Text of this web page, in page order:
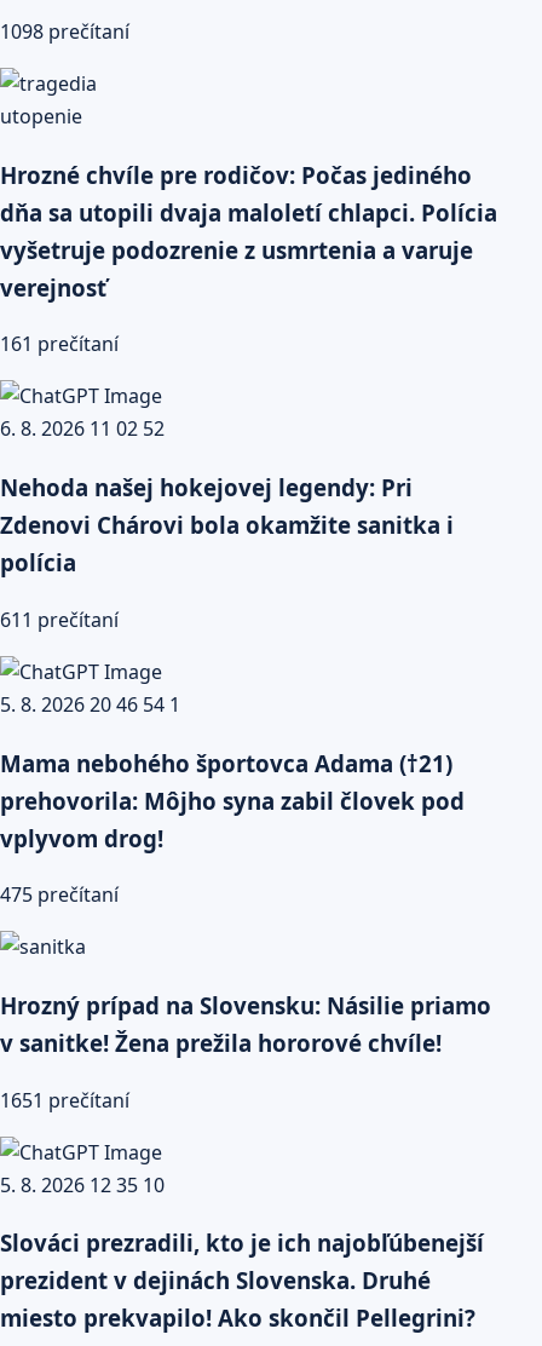
1098 prečítaní
Hrozné chvíle pre rodičov: Počas jediného
dňa sa utopili dvaja maloletí chlapci. Polícia
vyšetruje podozrenie z usmrtenia a varuje
verejnosť
161 prečítaní
Nehoda našej hokejovej legendy: Pri
Zdenovi Chárovi bola okamžite sanitka i
polícia
611 prečítaní
Mama nebohého športovca Adama (†21)
prehovorila: Môjho syna zabil človek pod
vplyvom drog!
475 prečítaní
Hrozný prípad na Slovensku: Násilie priamo
v sanitke! Žena prežila hororové chvíle!
1651 prečítaní
Slováci prezradili, kto je ich najobľúbenejší
prezident v dejinách Slovenska. Druhé
miesto prekvapilo! Ako skončil Pellegrini?